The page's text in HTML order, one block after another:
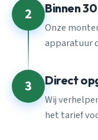
2 Binnen
Onze
apparatuur
3 Direct
Wij
het tarief